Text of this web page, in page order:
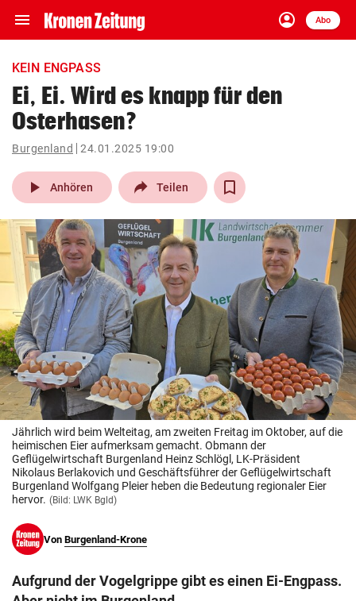
menu Navigation
ein-/ausklappen
account_circle
Anmelden
Abo
close Schließen
account_circle Anmelden
pin_drop
Wien arrow_right
bookmark
search
Suchbegriff
eingeben
© Krone Multimedia GmbH & Co KG 2026
Muthgasse 2, 1190 Wien
KEIN ENGPASS
Ei, Ei. Wird es knapp für den
Osterhasen?
Burgenland 24.01.2025 19:00
play_arrow Anhören Teilen
Jährlich wird beim Welteitag, am zweiten Freitag im Oktober, auf die
heimischen Eier aufmerksam gemacht. Obmann der
Geflügelwirtschaft Burgenland Heinz Schlögl, LK-Präsident
Nikolaus Berlakovich und Geschäftsführer der Geflügelwirtschaft
Burgenland Wolfgang Pleier heben die Bedeutung regionaler Eier
hervor. (Bild: LWK Bgld)
Von Burgenland-Krone
Aufgrund der Vogelgrippe gibt es einen Ei-Engpass.